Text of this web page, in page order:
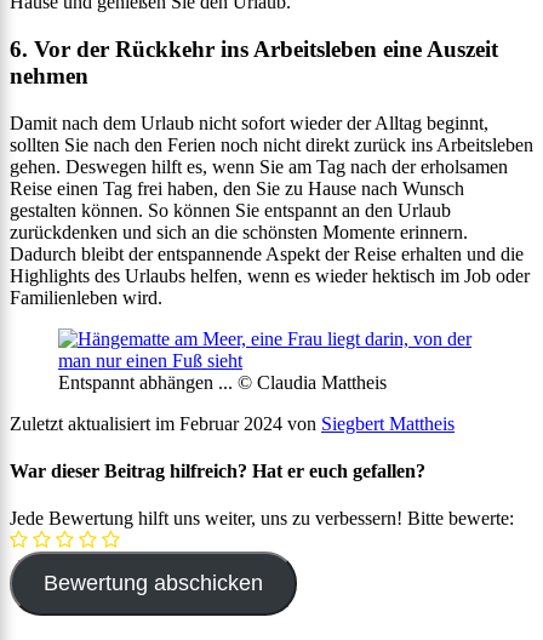
6. Vor der Rückkehr ins Arbeitsleben eine Auszeit
nehmen
Damit nach dem Urlaub nicht sofort wieder der Alltag beginnt,
sollten Sie nach den Ferien noch nicht direkt zurück ins Arbeitsleben
gehen. Deswegen hilft es, wenn Sie am Tag nach der erholsamen
Reise einen Tag frei haben, den Sie zu Hause nach Wunsch
gestalten können. So können Sie entspannt an den Urlaub
zurückdenken und sich an die schönsten Momente erinnern.
Dadurch bleibt der entspannende Aspekt der Reise erhalten und die
Highlights des Urlaubs helfen, wenn es wieder hektisch im Job oder
Familienleben wird.
Entspannt abhängen ... © Claudia Mattheis
Zuletzt aktualisiert im Februar 2024 von Siegbert Mattheis
War dieser Beitrag hilfreich? Hat er euch gefallen?
Jede Bewertung hilft uns weiter, uns zu verbessern! Bitte bewerte: